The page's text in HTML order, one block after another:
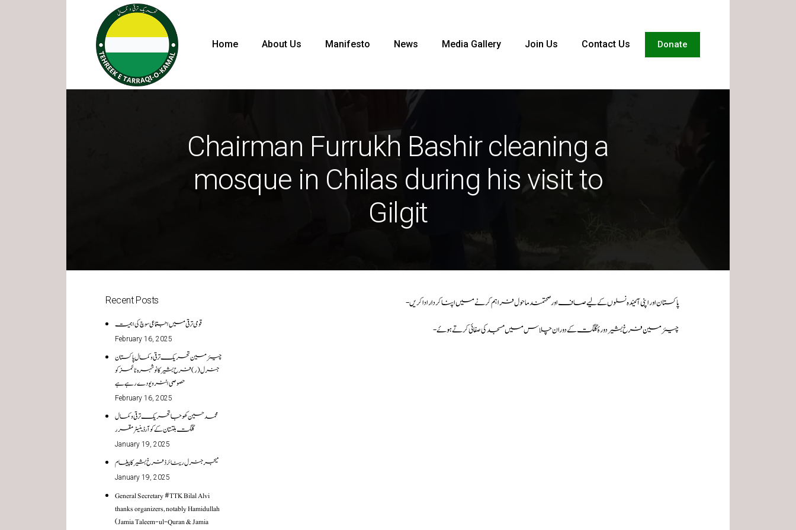
Home About Us Manifesto News Media Gallery Join Us Contact Us Donate
Chairman Furrukh Bashir cleaning a
mosque in Chilas during his visit to
Gilgit
-پاکستان اور اپنی آئیندہ نسلوں کے لیے صاف اور صحتمند ماحول فراہم کرنے میں اپنا کردار ادا کریں
-چیئرمین فرخ بشیر دورۂ گلگت کے دوران چلاس میں مسجد کی صفائی کرتے ہوۓ
Recent Posts
قومی ترقی میں اجتماعی سوچ کی اہمیت
February 16, 2025
چیئرمین تحریک ترقی وکمال پاکستان
جنرل (ر)فرح بشیر کا نوشہرہ ٹائمز کو
حصوصی انٹر ویو دے رہے ہے
February 16, 2025
محمد حسین کھوجا تحریک ترقی و کمال
گلگت بلتستان کے کوآرڈینیٹر مقرر
January 19, 2025
میجر جنرل ریٹائرڈ فرخ بشیر کا پیغام
January 19, 2025
General Secretary #TTK Bilal Alvi
thanks organizers, notably Hamidullah
(Jamia Taleem-ul-Quran & Jamia